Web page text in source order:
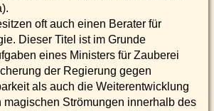
oft auch einen Berater für
Dieser Titel ist im Grunde
eines Ministers für Zauberei
der Regierung gegen
als auch die Weiterentwicklung
magischen Strömungen innerhalb des